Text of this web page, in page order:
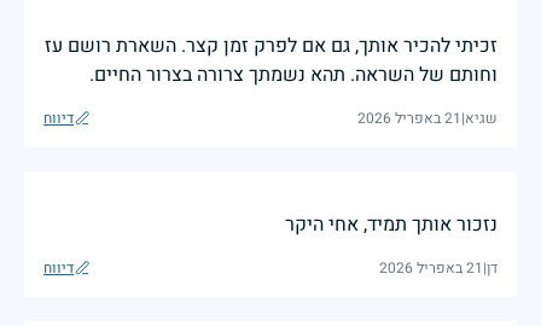
זכיתי להכיר אותך, גם אם לפרק זמן קצר. השארת רושם עז
וחותם של השראה. תהא נשמתך צרורה בצרור החיים.
שגיא|21 באפריל 2026 דיווח
נזכור אותך תמיד, אחי היקר
דן|21 באפריל 2026 דיווח